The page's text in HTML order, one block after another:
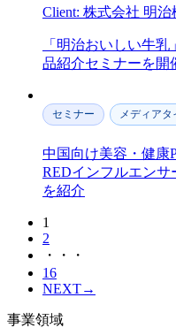
Client: 株式会社 明治
「明治おいしい牛
品紹介セミナーを開
セミナー メディアタ
中国向け美容・健康
REDインフルエンサ
を紹介
1
2
・・・
16
NEXT→
事業領域